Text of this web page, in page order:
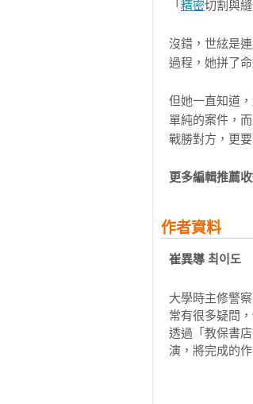
「 精密切割與
沒錯，世絃是
過程，她拼了
但她一直知道
單純的案件，
戰勝對方，更
更多編輯推薦
作者資料
崔異導 최이도
大學時主修警察
常有很多疑問
透過「教保書
演，將完成的